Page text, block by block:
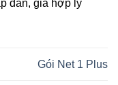
dẫn, giá hợp lý
Gói Net 1 Plus